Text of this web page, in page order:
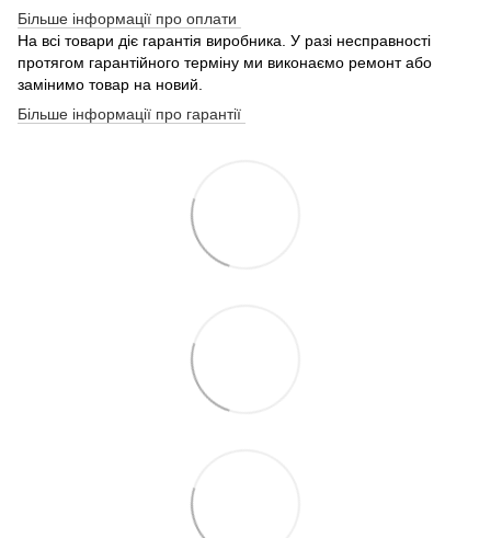
Більше інформації про оплати
На всі товари діє гарантія виробника. У разі несправності
протягом гарантійного терміну ми виконаємо ремонт або
замінимо товар на новий.
Більше інформації про гарантії